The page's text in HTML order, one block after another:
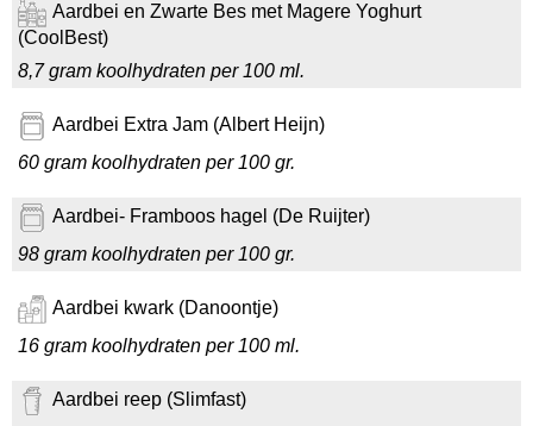
Aardbei en Zwarte Bes met Magere Yoghurt
(CoolBest)
8,7 gram koolhydraten per 100 ml.
Aardbei Extra Jam (Albert Heijn)
60 gram koolhydraten per 100 gr.
Aardbei- Framboos hagel (De Ruijter)
98 gram koolhydraten per 100 gr.
Aardbei kwark (Danoontje)
16 gram koolhydraten per 100 ml.
Aardbei reep (Slimfast)